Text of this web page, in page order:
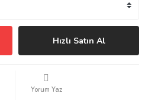
Hızlı Satın Al
Yorum Yaz